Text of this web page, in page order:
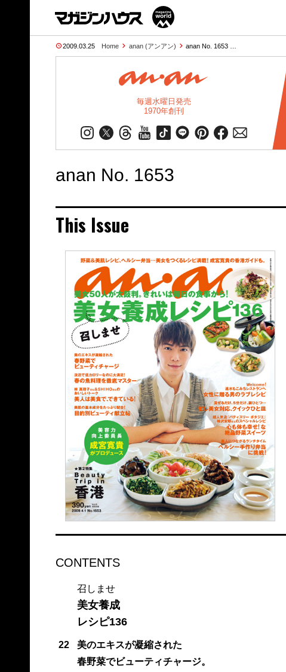
2009.03.25 Home anan (アンアン) anan No. 1653 …
毎週水曜日発売
1970年創刊
anan No. 1653
This Issue
CONTENTS
召しませ
美女養成
レシピ136
22
美のエキスが凝縮された
春野菜でビューティチャージ。